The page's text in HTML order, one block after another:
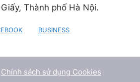
Thành phố Hà Nội.
BUSINESS
Chính sách sử dụng Cookies